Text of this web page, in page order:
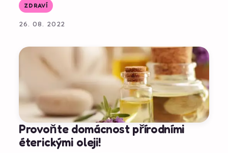
ZDRAVÍ
26. 08. 2022
Provoňte domácnost přírodními
éterickými oleji!